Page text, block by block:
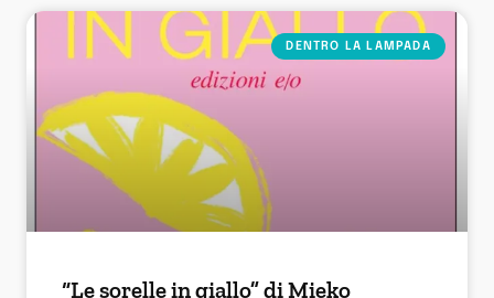
DENTRO LA LAMPADA
“Le sorelle in giallo” di Mieko